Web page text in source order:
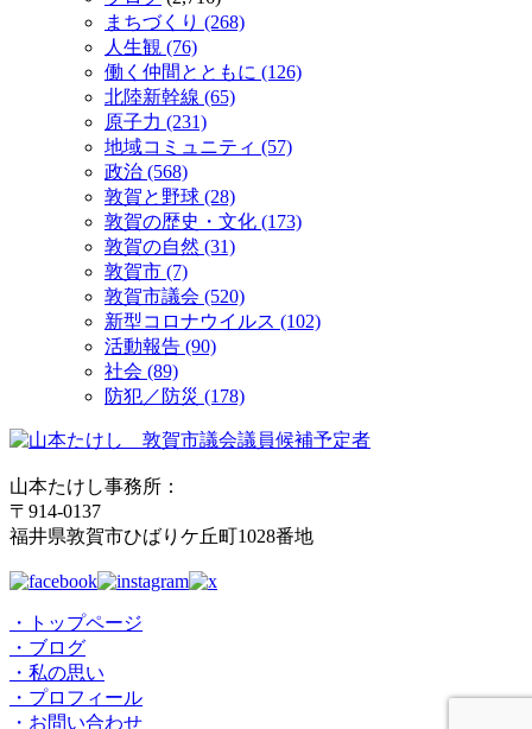
まちづくり (268)
人生観 (76)
働く仲間とともに (126)
北陸新幹線 (65)
原子力 (231)
地域コミュニティ (57)
政治 (568)
敦賀と野球 (28)
敦賀の歴史・文化 (173)
敦賀の自然 (31)
敦賀市 (7)
敦賀市議会 (520)
新型コロナウイルス (102)
活動報告 (90)
社会 (89)
防犯／防災 (178)
山本たけし事務所：
〒914-0137
福井県敦賀市ひばりケ丘町1028番地
・トップページ
・ブログ
・私の思い
・プロフィール
・お問い合わせ